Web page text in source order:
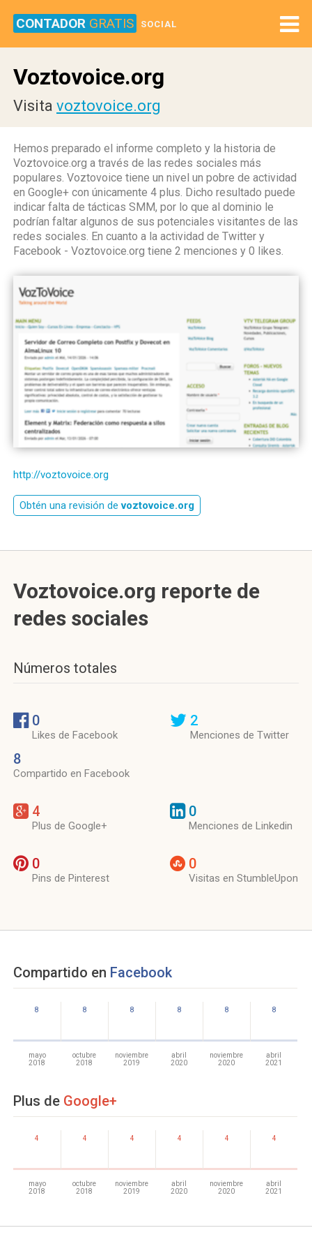
CONTADOR GRATIS SOCIAL
Voztovoice.org
Visita voztovoice.org
Hemos preparado el informe completo y la historia de
Voztovoice.org a través de las redes sociales más
populares. Voztovoice tiene un nivel un pobre de actividad
en Google+ con únicamente 4 plus. Dicho resultado puede
indicar falta de tácticas SMM, por lo que al dominio le
podrían faltar algunos de sus potenciales visitantes de las
redes sociales. En cuanto a la actividad de Twitter y
Facebook - Voztovoice.org tiene 2 menciones y 0 likes.
http://voztovoice.org
Obtén una revisión devoztovoice.org
Voztovoice.org reporte de
redes sociales
Números totales
0
Likes de Facebook
8
Compartido en Facebook
2
Menciones de Twitter
4
Plus de Google+
0
Menciones de Linkedin
0
Pins de Pinterest
0
Visitas en StumbleUpon
Compartido en Facebook
8
mayo
2018
8
octubre
2018
8
noviembre
2019
8
abril
2020
8
noviembre
2020
8
abril
2021
Plus de Google+
4
mayo
2018
4
octubre
2018
4
noviembre
2019
4
abril
2020
4
noviembre
2020
4
abril
2021